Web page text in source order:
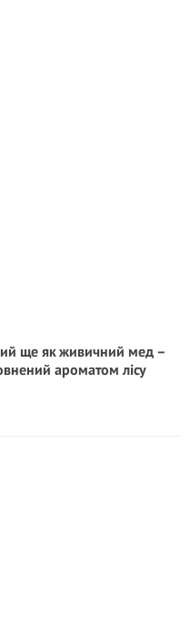
ще як живичний мед –
ароматом лісу